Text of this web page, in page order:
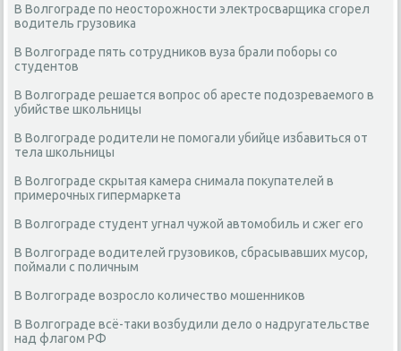
В Волгограде по неосторожности электросварщика сгорел
водитель грузовика
В Волгограде пять сотрудников вуза брали поборы со
студентов
В Волгограде решается вопрос об аресте подозреваемого в
убийстве школьницы
В Волгограде родители не помогали убийце избавиться от
тела школьницы
В Волгограде скрытая камера снимала покупателей в
примерочных гипермаркета
В Волгограде студент угнал чужой автомобиль и сжег его
В Волгограде водителей грузовиков, сбрасывавших мусор,
поймали с поличным
В Волгограде возросло количество мошенников
В Волгограде всё-таки возбудили дело о надругательстве
над флагом РФ